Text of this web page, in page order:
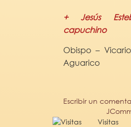
+ Jesús
capuchino
Obispo –
Aguarico
Escribir un
Visitas